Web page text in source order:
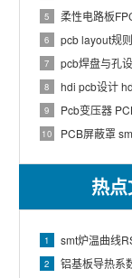
5 柔性电路板FPC fpc柔
6 pcb layout规
7 pcb焊盘与孔设计规范 印制电路板
8 hdi pcb设计
9 Pcb变压器
10 PCB屏蔽罩
热
1 smt炉温曲线RSS
2 铝基板导热系数有哪些